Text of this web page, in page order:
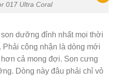
017 Ultra Coral
dưỡng đỉnh nhất mọi thời
công nhận là dòng mới
cả mong đợi. Son cưng
Dòng này đâu phải chỉ vỏ